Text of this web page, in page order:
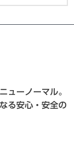
ューノーマル。
る安心・安全の